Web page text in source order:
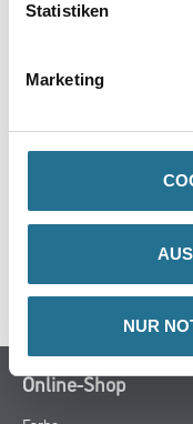
Statistiken
Marketing
NUR
SPEZIFIKATIONEN
Online-Shop